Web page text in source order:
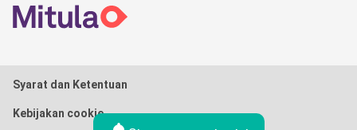
Syarat dan Ketentuan
Kebijakan cookie